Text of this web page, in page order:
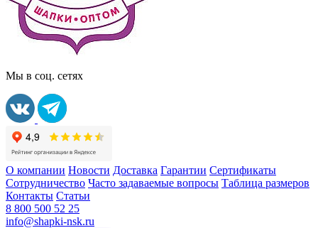
Мы в соц. сетях
О компании Новости Доставка Гарантии Сертификаты
Сотрудничество Часто задаваемые вопросы Таблица размеров
Контакты Статьи
8 800 500 52 25
info@shapki-nsk.ru